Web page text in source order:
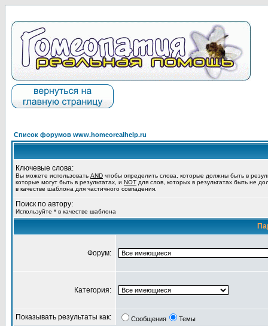
Список форумов www.homeorealhelp.ru
Ключевые слова:
Вы можете использовать AND чтобы определить слова, которые должны быть в
которые могут быть в результатах, и NOT для слов, которых в результатах быть не
в качестве шаблона для частичного совпадения.
Поиск по автору:
Используйте * в качестве шаблона
Форум:
Категория:
Показывать результаты как: Сообщения Темы